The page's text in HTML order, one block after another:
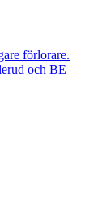
förlorare.
och BE